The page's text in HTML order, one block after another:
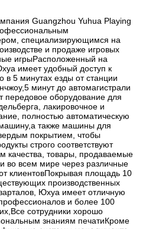
Guangzhou Yuhua Playing
специализирующимся на
и продаже игровых
игрыРасположенный на
имеет удобный доступ к
в 5 минутах езды от станции
минут до автомагистрали
передовое оборудование для
лакировочное и
полностью автоматическую
также машины для
покрытием, чтобы
строго соответствуют
качества, товары, продаваемые
во всем мире через различные
клиентовПокрывая площадь 10
производственных
Юхуа имеет отличную
и более 100
сотрудники хорошо
знаниям печатиКроме